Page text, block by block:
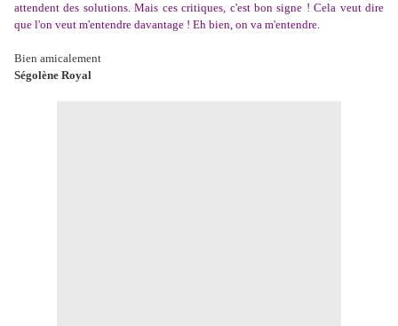
attendent des solutions. Mais ces critiques, c'est bon signe ! Cela veut dire
que l'on veut m'entendre davantage ! Eh bien, on va m'entendre.
Bien amicalement
Ségolène Royal